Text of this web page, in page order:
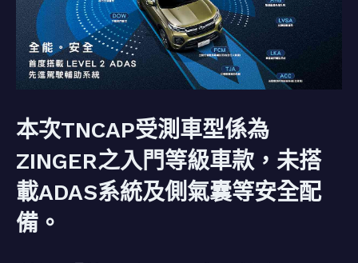
本次TNCAP受測車型係為
ZINGER之入門等級車款，未搭
載ADAS系統及側氣囊等安全配
備。